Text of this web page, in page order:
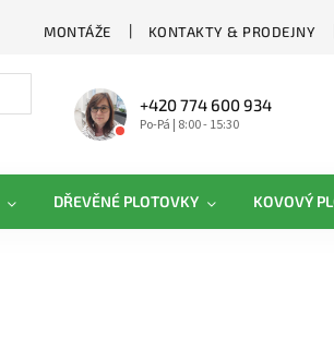
MONTÁŽE KONTAKTY & PRODEJNY
+420 774 600 934
Po-Pá | 8:00 - 15:30
DŘEVĚNÉ PLOTOVKY KOVOVÝ